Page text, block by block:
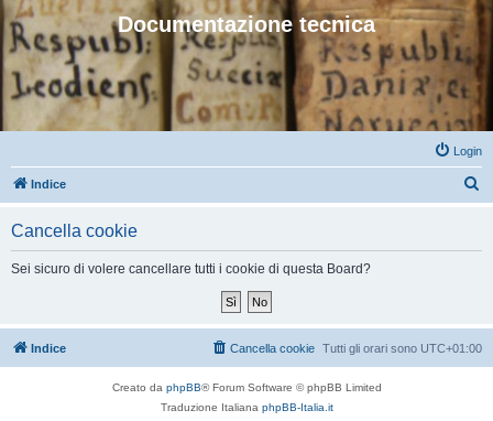
Documentazione tecnica
Login
Indice
Cancella cookie
Sei sicuro di volere cancellare tutti i cookie di questa Board?
Indice Tutti gli orari sono UTC+01:00
Cancella cookie
Creato da phpBB® Forum Software © phpBB Limited
Traduzione Italiana phpBB-Italia.it